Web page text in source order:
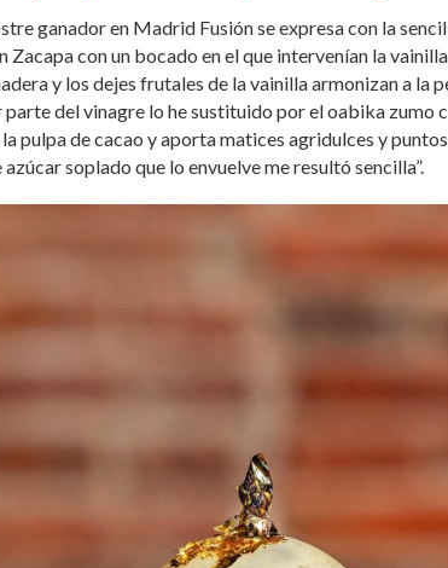
ganador en Madrid Fusión se expresa con la
con un bocado en el que intervenían la
y los dejes frutales de la vainilla armonizan a la
del vinagre lo he sustituido por el oabika zumo
pulpa de cacao y aporta matices agridulces y
soplado que lo envuelve me resultó sencilla”.